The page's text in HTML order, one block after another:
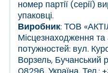
номер партії (серії)
упаковці.
Виробник: ТОВ
Місцезнаходження
потужностей: вул.
Ворзель, Бучанський